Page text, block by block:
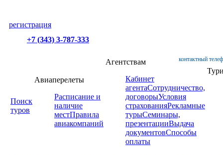
регистрация
+7 (343) 3-787-333
контактный
Поиск
туров
Авиаперелеты
Расписание и
наличие
местПравила
авиакомпаний
Агентствам
Кабинет
агентаСотрудничество,
договорыУсловия
страхованияРекламные
турыСеминары,
презентацииВыдача
документовСпособы
оплаты